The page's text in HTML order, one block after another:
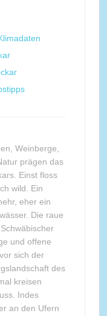
Weinberge,
prägen das
Einst floss
wild. Ein
eher ein
Die raue
und offene
sich der
des
kreisen
Indes
an den Ufern